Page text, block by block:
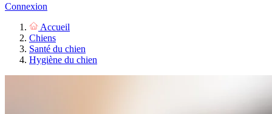
Connexion
Accueil
Chiens
Santé du chien
Hygiène du chien